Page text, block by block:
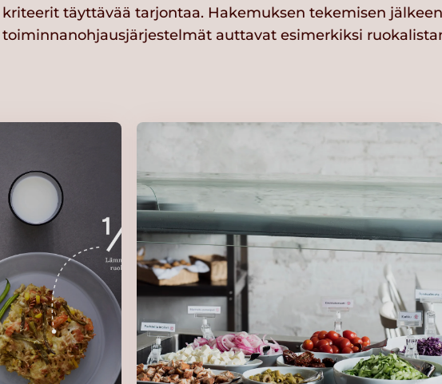
kriteerit täyttävää tarjontaa. Hakemuksen tekemisen
toiminnanohjausjärjestelmät auttavat esimerkiksi